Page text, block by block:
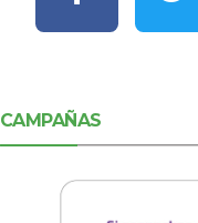
CAMPAÑAS